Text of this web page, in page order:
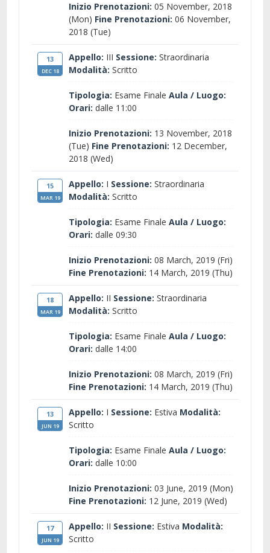
Inizio Prenotazioni: 05 November, 2018
(Mon) Fine Prenotazioni: 06 November,
2018 (Tue)
13
DEC 18
Appello: III Sessione: Straordinaria
Modalità: Scritto
Tipologia: Esame Finale Aula / Luogo:
Orari: dalle 11:00
Inizio Prenotazioni: 13 November, 2018
(Tue) Fine Prenotazioni: 12 December,
2018 (Wed)
15
MAR 19
Appello: I Sessione: Straordinaria
Modalità: Scritto
Tipologia: Esame Finale Aula / Luogo:
Orari: dalle 09:30
Inizio Prenotazioni: 08 March, 2019 (Fri)
Fine Prenotazioni: 14 March, 2019 (Thu)
18
MAR 19
Appello: II Sessione: Straordinaria
Modalità: Scritto
Tipologia: Esame Finale Aula / Luogo:
Orari: dalle 14:00
Inizio Prenotazioni: 08 March, 2019 (Fri)
Fine Prenotazioni: 14 March, 2019 (Thu)
13
JUN 19
Appello: I Sessione: Estiva Modalità:
Scritto
Tipologia: Esame Finale Aula / Luogo:
Orari: dalle 10:00
Inizio Prenotazioni: 03 June, 2019 (Mon)
Fine Prenotazioni: 12 June, 2019 (Wed)
17
JUN 19
Appello: II Sessione: Estiva Modalità:
Scritto